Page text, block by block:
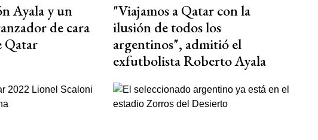
Ayala y un
de cara
Qatar
"Viajamos a Qatar con la
ilusión de todos los
argentinos", admitió el
exfutbolista Roberto Ayala